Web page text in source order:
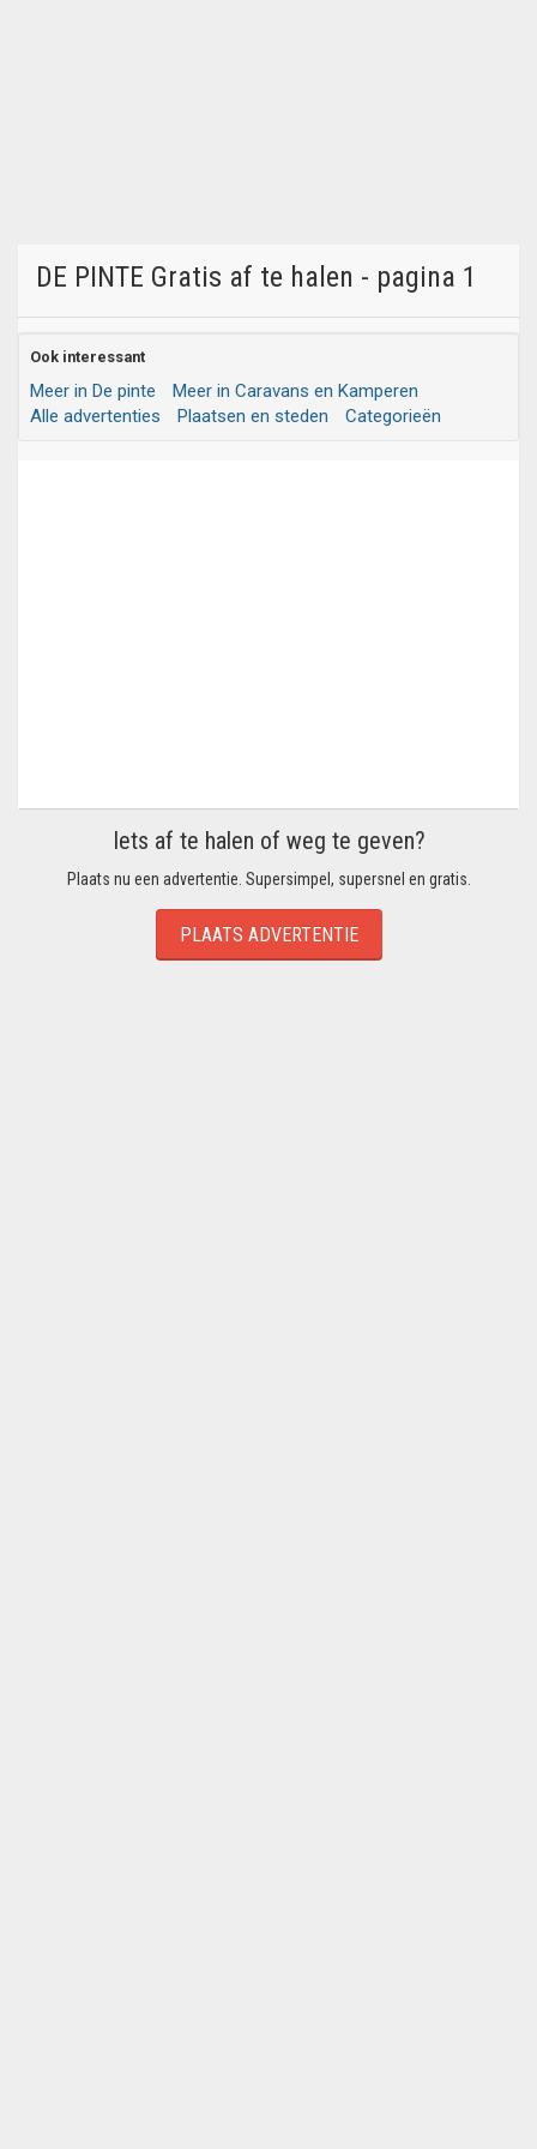
DE PINTE Gratis af te halen - pagina 1
Ook interessant
Meer in De pinte
Meer in Caravans en Kamperen
Alle advertenties
Plaatsen en steden Categorieën
Iets af te halen of weg te geven?
Plaats nu een advertentie. Supersimpel, supersnel en gratis.
PLAATS ADVERTENTIE